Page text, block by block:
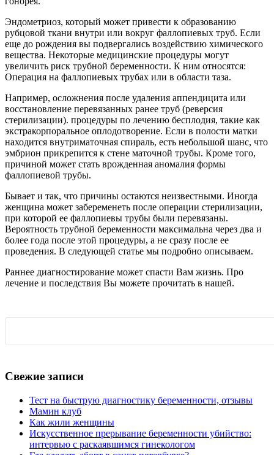
Эндометриоз, который может привести к образованию
рубцовой ткани внутри или вокруг фаллопиевых труб. Если
еще до рождения вы подвергались воздействию химического
вещества. Некоторые медицинские процедуры могут
увеличить риск трубной беременности. К ним относятся:
Операция на фаллопиевых трубах или в области таза.
Например, осложнения после удаления аппендицита или
восстановление перевязанных ранее труб (реверсия
стерилизации). процедуры по лечению бесплодия, такие как
экстракорпоральное оплодотворение. Если в полости матки
находится внутриматочная спираль, есть небольшой шанс, что
эмбрион прикрепится к стене маточной трубы. Кроме того,
причиной может стать врожденная аномалия формы
фаллопиевой трубы.
Бывает и так, что причины остаются неизвестными. Иногда
женщина может забеременеть после операции стерилизации,
при которой ее фаллопиевы трубы были перевязаны.
Вероятность трубной беременности максимальна через два и
более года после этой процедуры, а не сразу после ее
проведения. В следующей статье мы подробно описываем.
Раннее диагностирование может спасти Вам жизнь. Про
лечение и последствия Вы можете прочитать в нашей.
Свежие записи
Тест на быструю диагностику беременности, отзывы
Мамин клуб
Как жили женщины
Искусственное прерывание беременности убийство:
интервью с раскаявшимся гинекологом